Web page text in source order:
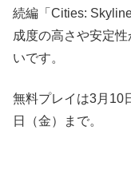
続編「Cities:
成度の高さや安定
いです。
無料プレイは3月10
日（金）まで。